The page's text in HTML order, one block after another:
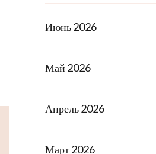
Июнь 2026
Май 2026
Апрель 2026
Март 2026